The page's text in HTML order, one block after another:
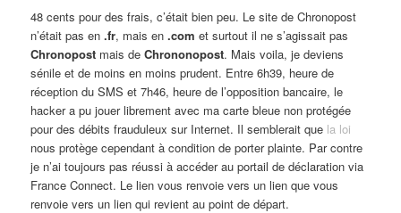
48 cents pour des frais, c’était bien peu. Le site de Chronopost
n’était pas en.fr, mais en.com et surtout il ne s’agissait pas
Chronopost mais deChrononopost. Mais voila, je deviens
sénile et de moins en moins prudent. Entre 6h39, heure de
réception du SMS et 7h46, heure de l’opposition bancaire, le
hacker a pu jouer librement avec ma carte bleue non protégée
pour des débits frauduleux sur Internet. Il semblerait que la loi
nous protège cependant à condition de porter plainte. Par contre
je n’ai toujours pas réussi à accéder au portail de déclaration via
France Connect. Le lien vous renvoie vers un lien que vous
renvoie vers un lien qui revient au point de départ.